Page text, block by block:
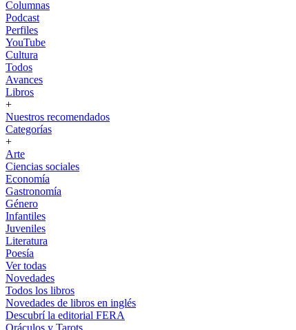
Columnas
Podcast
Perfiles
YouTube
Cultura
Todos
Avances
Libros
+
Nuestros recomendados
Categorías
+
Arte
Ciencias sociales
Economía
Gastronomía
Género
Infantiles
Juveniles
Literatura
Poesía
Ver todas
Novedades
Todos los libros
Novedades de libros en inglés
Descubrí la editorial FERA
Oráculos y Tarots